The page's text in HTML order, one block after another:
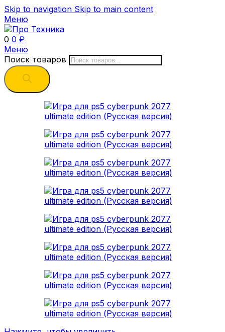
Skip to navigation Skip to main content
Меню
0 0 ₽
Меню
Поиск товаров